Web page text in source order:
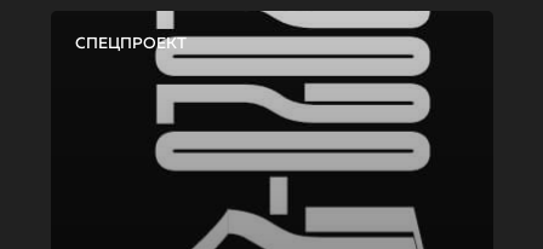
СПЕЦПРОЕКТ